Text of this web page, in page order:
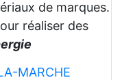
de marques.
réaliser des
MARCHE